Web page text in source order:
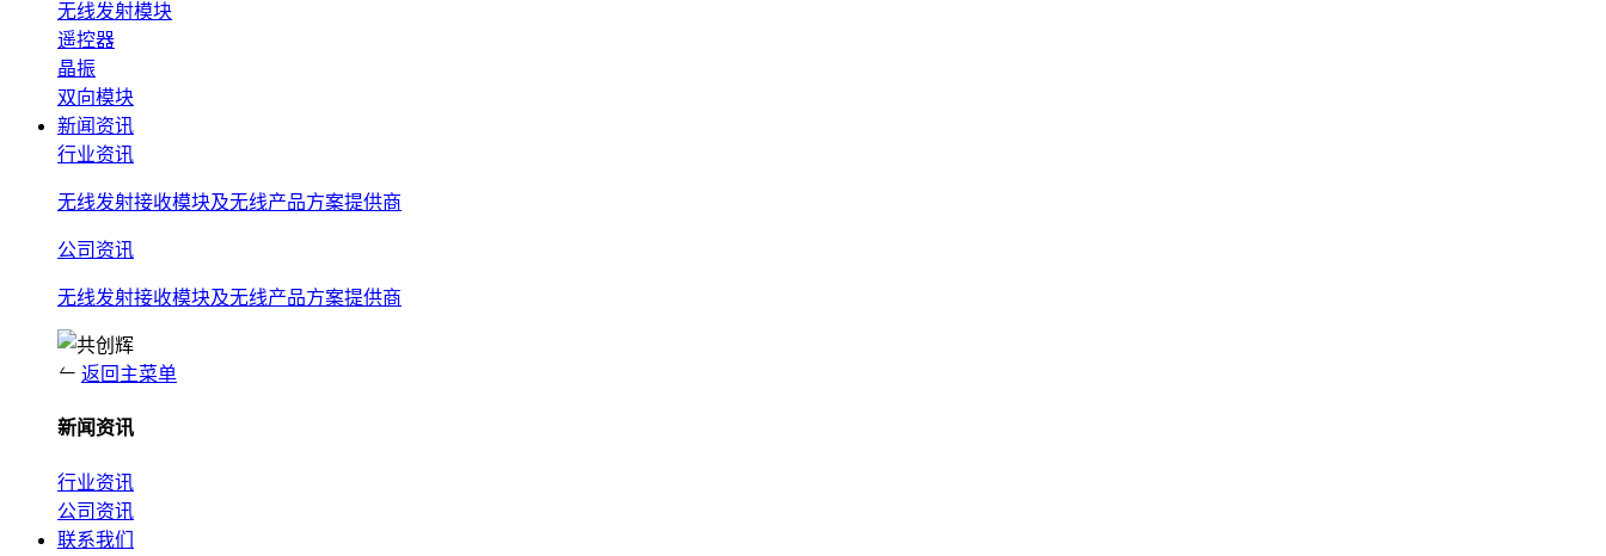
无线发射模块
遥控器
晶振
双向模块
新闻资讯
行业资讯
无线发射接收模块及无线产品方案提供商
公司资讯
无线发射接收模块及无线产品方案提供商
返回主菜单
新闻资讯
行业资讯
公司资讯
联系我们